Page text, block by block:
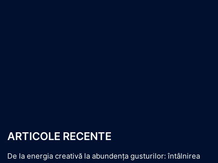
ARTICOLE RECENTE
De la energia creativă la abundența gusturilor: întâlnirea